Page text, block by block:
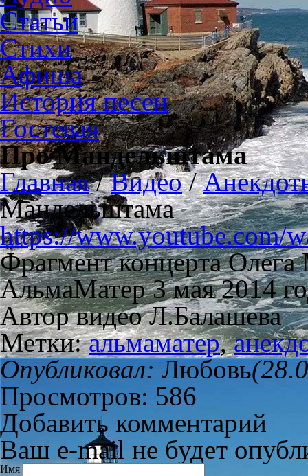
Статьи
Стихи
Афиша
История песен
Гостевая
Про Мандельштама
Главная/Видео/
Мандельштама
https://www.youtube.com/
Фрагмент концерта Олега
АльмаМатер 3 мая 2014
Автор видео Л.Балашева
Метки:альмаматер,
Опубликовал: Любовь
Просмотров: 586
Добавить комментарий
Ваш e-mail не будет
Имя